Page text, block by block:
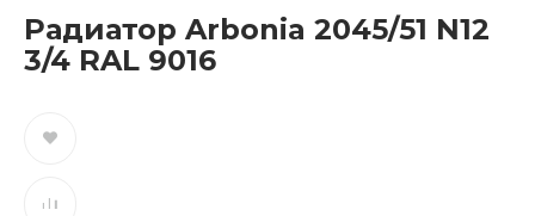
Радиатор Arbonia 2045/51 N12
3/4 RAL 9016